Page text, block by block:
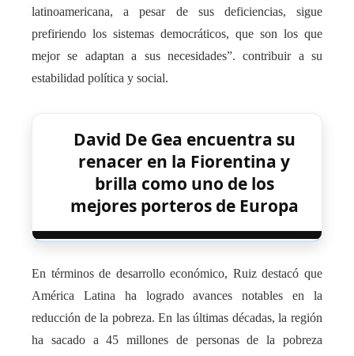
latinoamericana, a pesar de sus deficiencias, sigue
prefiriendo los sistemas democráticos, que son los que
mejor se adaptan a sus necesidades”. contribuir a su
estabilidad política y social.
David De Gea encuentra su
renacer en la Fiorentina y
brilla como uno de los
mejores porteros de Europa
En términos de desarrollo económico, Ruiz destacó que
América Latina ha logrado avances notables en la
reducción de la pobreza. En las últimas décadas, la región
ha sacado a 45 millones de personas de la pobreza